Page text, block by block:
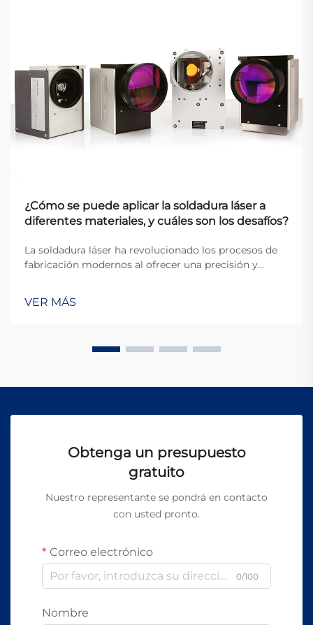
¿Cómo se puede aplicar la soldadura láser a
diferentes materiales, y cuáles son los desafíos?
La soldadura láser ha revolucionado los procesos de
fabricación modernos al ofrecer una precisión y
materiales. Esta técnica avanzada utiliza haces de
láser enfocados para crear soldaduras de alta calidad
VER MÁS
Obtenga un presupuesto
gratuito
Nuestro representante se pondrá en contacto
con usted pronto.
Correo electrónico
0/100
Nombre